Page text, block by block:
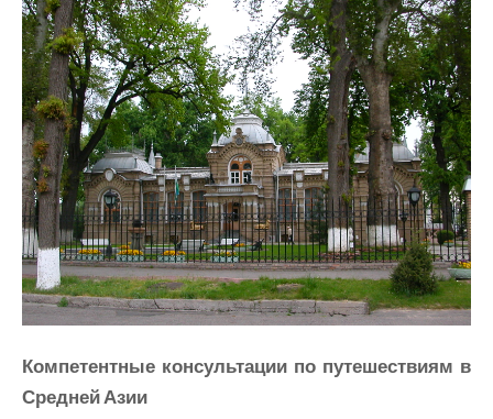
записки
путешественников
в
прошлое
Компетентные консультации по путешествиям в
Средней Азии